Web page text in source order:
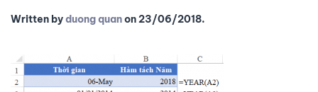
Written byduong quanon23/06/2018.